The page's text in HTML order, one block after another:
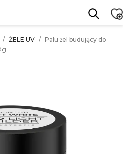
ŻELE UV
Palu żel budujący do